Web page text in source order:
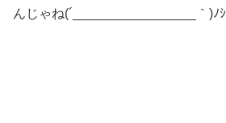
んじゃね(´_________________｀)ﾉｼ